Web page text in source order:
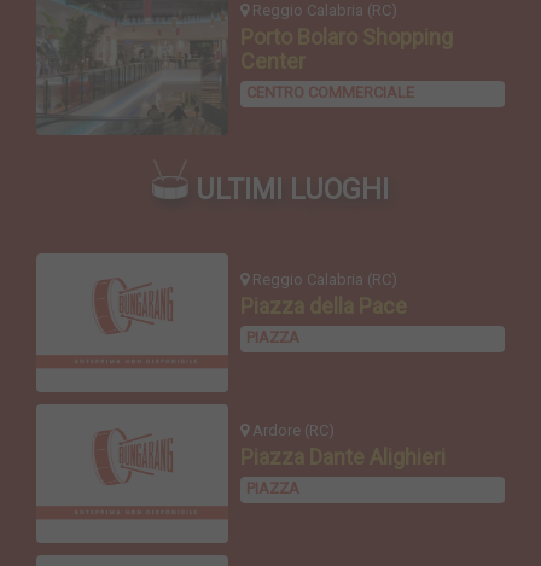
Reggio Calabria (RC)
CENTRO COMMERCIALE
ULTIMI LUOGHI
Reggio Calabria (RC)
PIAZZA
Ardore (RC)
PIAZZA